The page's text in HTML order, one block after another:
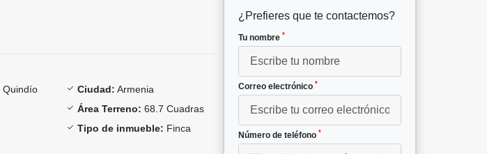
Quindío Ciudad: Armenia
Área Terreno: 68.7 Cuadras
Tipo de inmueble: Finca
¿Prefieres que te contactemos?
Tu nombre *
Correo electrónico *
Número de teléfono *